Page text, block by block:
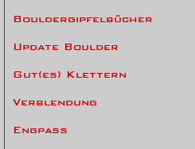
Bouldergipfelbücher
Update Boulder
Gut(es) Klettern
Verblendung
Engpass